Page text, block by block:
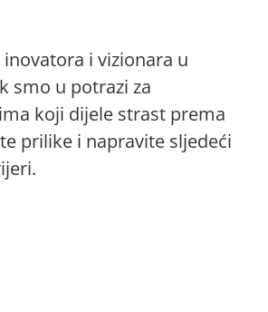
i vizionara u
smo u potrazi za
koji dijele strast prema
prilike i napravite sljedeći